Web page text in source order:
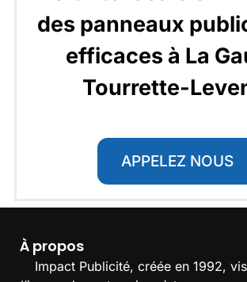
des panneaux
efficaces à La
Tourrette-
APPELEZ NOUS
À propos
Impact Publicité, créée en 1992,